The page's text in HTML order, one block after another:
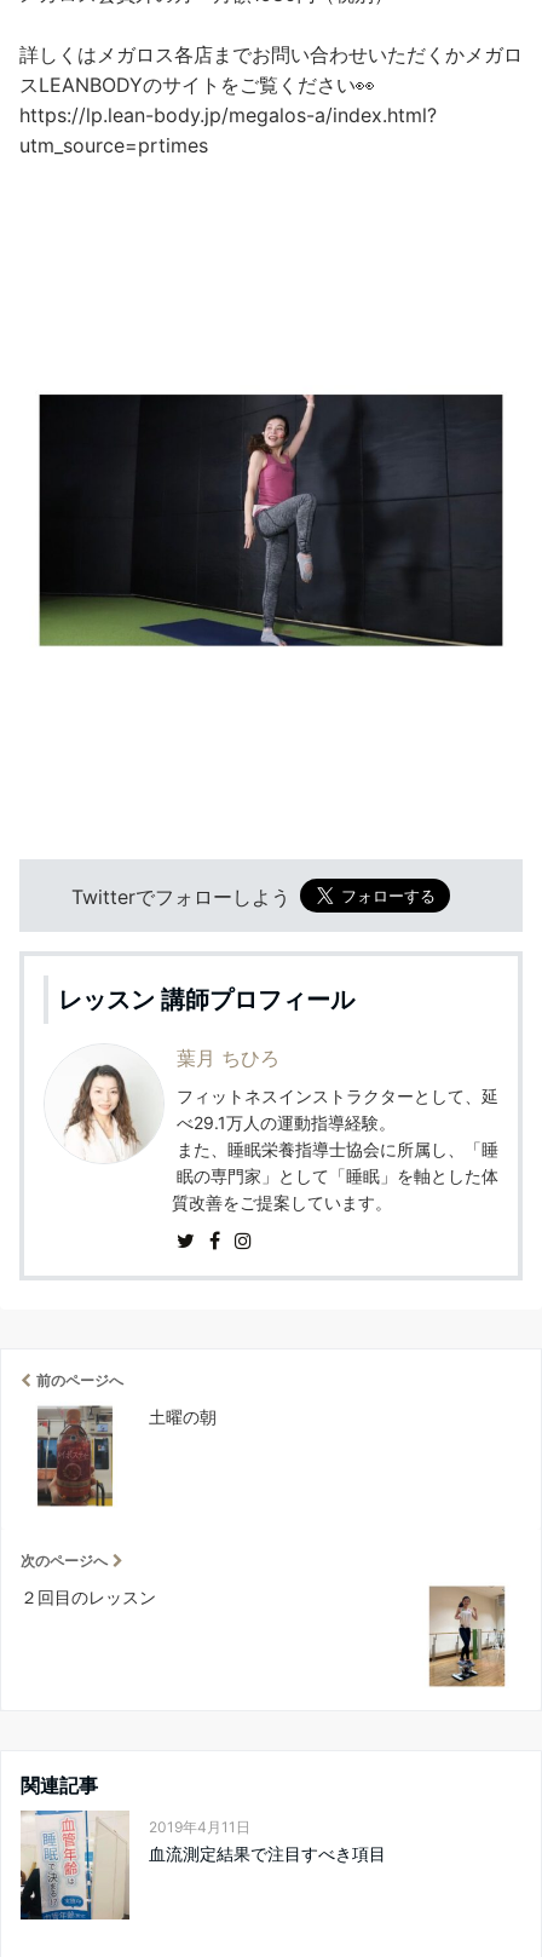
詳しくはメガロス各店までお問い合わせいただくかメガロ
スLEANBODYのサイトをご覧ください👀
https://lp.lean-body.jp/megalos-a/index.html?
utm_source=prtimes
Twitterでフォローしよう
レッスン 講師プロフィール
葉月 ちひろ
フィットネスインストラクターとして、延
べ29.1万人の運動指導経験。
また、睡眠栄養指導士協会に所属し、「睡
眠の専門家」として「睡眠」を軸とした体
質改善をご提案しています。
前のページへ
土曜の朝
次のページへ
２回目のレッスン
関連記事
2019年4月11日
血流測定結果で注目すべき項目